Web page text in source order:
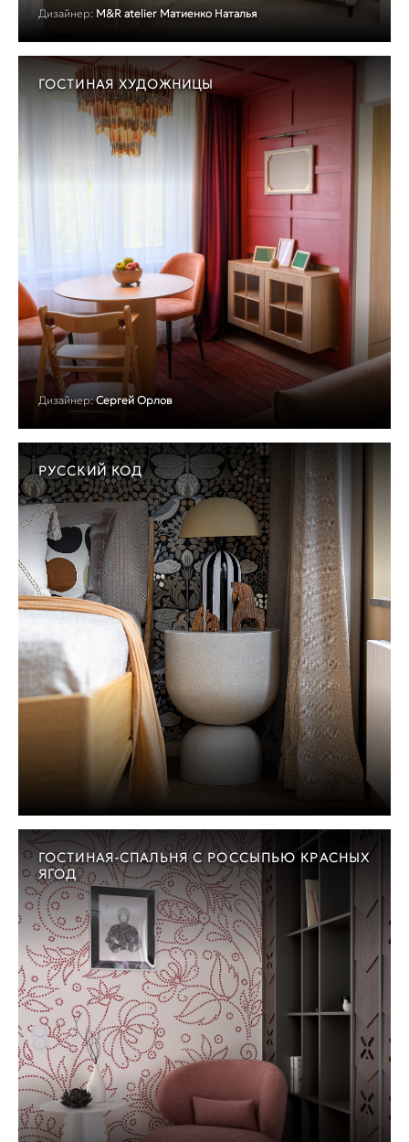
Дизайнер: M&R atelier Матиенко Наталья
ГОСТИНАЯ ХУДОЖНИЦЫ
Дизайнер: Сергей Орлов
РУССКИЙ КОД
ГОСТИНАЯ-СПАЛЬНЯ С РОССЫПЬЮ КРАСНЫХ
ЯГОД